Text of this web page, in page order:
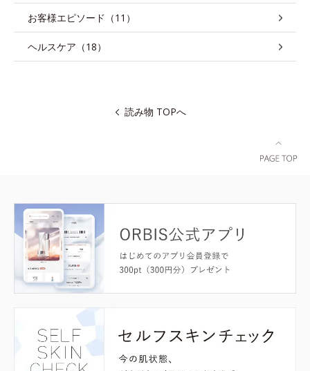
お客様エピソード（11）
ヘルスケア（18）
読み物 TOPへ